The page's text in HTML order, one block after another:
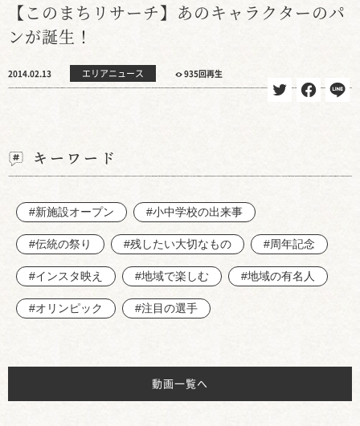
【このまちリサーチ】あのキャラクターのパ
ンが誕生！
2014.02.13 エリアニュース 935回再生
キーワード
#新施設オープン #小中学校の出来事
#伝統の祭り #残したい大切なもの #周年記念
#インスタ映え #地域で楽しむ #地域の有名人
#オリンピック #注目の選手
動画一覧へ